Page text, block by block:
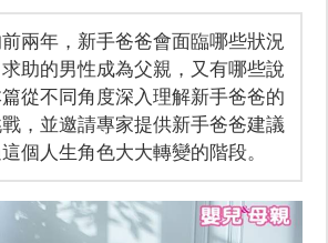
兩年，新手爸爸會面臨哪些狀況
助的男性成為父親，又有哪些說
從不同角度深入理解新手爸爸的
，並邀請專家提供新手爸爸建議
個人生角色大大轉變的階段。